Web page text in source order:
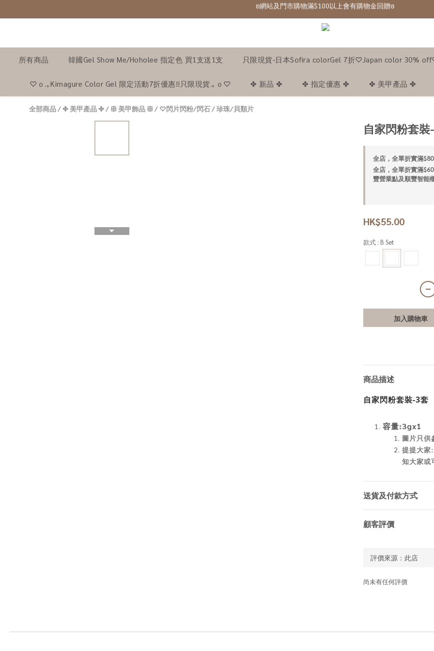
ʚ 網站免費登記會員,登入後可下單ɞ Click Here
ʚ 網站免費登記會員,登入後可下單ɞ Click Here
所有商品 韓國Gel Show Me/Hoholee 指定色 買1支送1支 只限現貨-日本Sofira colorGel 7折♡Japan color 30%
♡ｏ.｡Kimagure Color Gel 限定活動7折優惠!!只限現貨.｡ｏ♡ ✤ 新品 ✤ ✤ 指定優惠 ✤ ✤ 美甲產品 ✤
全部商品/✤ 美甲產品 ✤/ ꕥ 美甲飾品 ꕥ/ ♡閃片閃粉/閃石 / 珍珠/貝類片
自家閃粉套裝
全店，全單折實滿
全店，全單折實滿
豐營業點及順豐智能
HK$55.00
款式 : B Set
加入購物車
商品描述
自家閃粉套裝-3套
容量:3gx1
圖片只供
提提大家
知大家或
送貨及付款方式
顧客評價
尚未有任何評價